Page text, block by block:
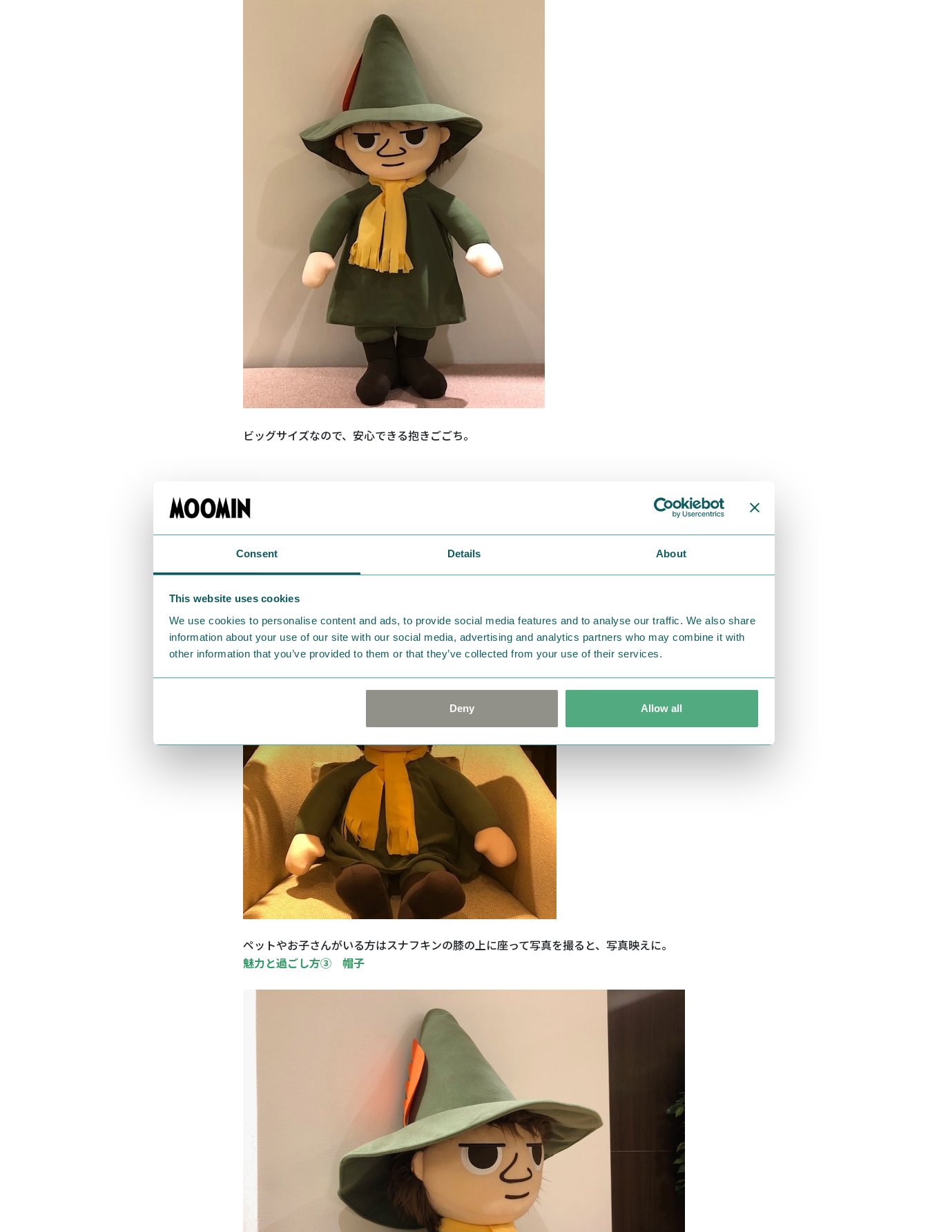
Consent Details About
This website uses cookies
We use cookies to personalise content and ads, to provide social media features and to analyse our traffic. We also share
information about your use of our site with our social media, advertising and analytics partners who may combine it with
other information that you’ve provided to them or that they’ve collected from your use of their services.
Deny Allow all
ビッグサイズなので、安心できる抱きごごち。
ペットやお子さんがいる方はスナフキンの膝の上に座って写真を撮ると、写真映えに。
魅力と過ごし方③ 帽子